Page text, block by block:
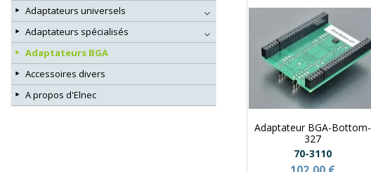
Adaptateur BGA-Bottom-
327
70-3110
Adaptateurs universels
Adaptateurs spécialisés
Adaptateurs BGA
Accessoires divers
A propos d'Elnec